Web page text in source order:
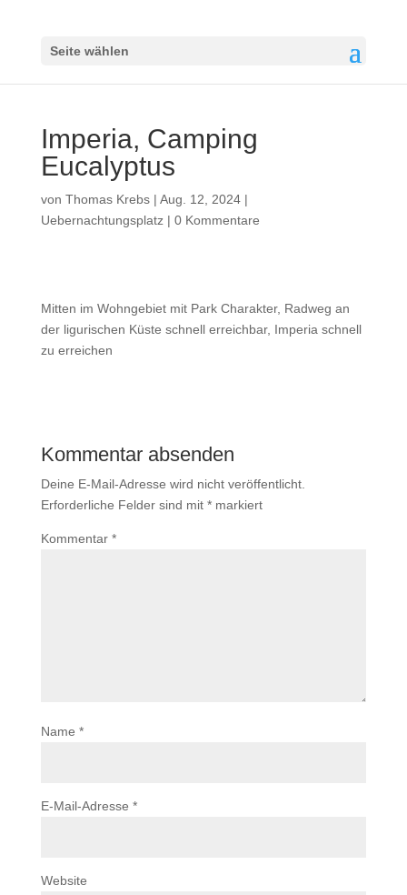
Seite wählen
Imperia, Camping
Eucalyptus
von Thomas Krebs| Aug. 12, 2024|
Uebernachtungsplatz| 0 Kommentare
Mitten im Wohngebiet mit Park Charakter, Radweg an
der ligurischen Küste schnell erreichbar, Imperia schnell
zu erreichen
Kommentar absenden
Deine E-Mail-Adresse wird nicht veröffentlicht.
Erforderliche Felder sind mit *markiert
Kommentar *
Name *
E-Mail-Adresse *
Website